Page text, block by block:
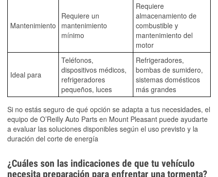
Mantenimiento
Requiere un
mantenimiento
mínimo
Requiere
almacenamiento de
combustible y
mantenimiento del
motor
Ideal para
Teléfonos,
dispositivos médicos,
refrigeradores
pequeños, luces
Refrigeradores,
bombas de sumidero,
sistemas domésticos
más grandes
Si no estás seguro de qué opción se adapta a tus necesidades, el
equipo de O’Reilly Auto Parts en Mount Pleasant puede ayudarte
a evaluar las soluciones disponibles según el uso previsto y la
duración del corte de energía
¿Cuáles son las indicaciones de que tu vehículo
necesita preparación para enfrentar una tormenta?